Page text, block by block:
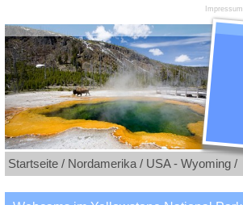
Startseite / Nordamerika / USA - Wyoming /
Impressum